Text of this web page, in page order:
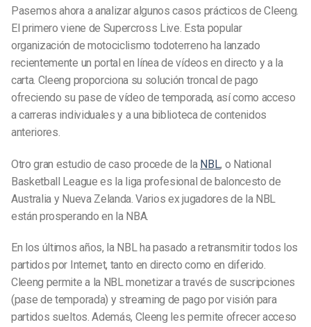
Pasemos ahora a analizar algunos casos prácticos de Cleeng.
El primero viene de Supercross Live. Esta popular
organización de motociclismo todoterreno ha lanzado
recientemente un portal en línea de vídeos en directo y a la
carta. Cleeng proporciona su solución troncal de pago
ofreciendo su pase de vídeo de temporada, así como acceso
a carreras individuales y a una biblioteca de contenidos
anteriores.
Otro gran estudio de caso procede de la NBL, o National
Basketball League es la liga profesional de baloncesto de
Australia y Nueva Zelanda. Varios ex jugadores de la NBL
están prosperando en la NBA.
En los últimos años, la NBL ha pasado a retransmitir todos los
partidos por Internet, tanto en directo como en diferido.
Cleeng permite a la NBL monetizar a través de suscripciones
(pase de temporada) y streaming de pago por visión para
partidos sueltos. Además, Cleeng les permite ofrecer acceso